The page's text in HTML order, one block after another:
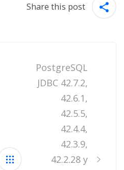
Share this post
PostgreSQL
JDBC 42.7.2,
42.6.1,
42.5.5,
42.4.4,
42.3.9,
42.2.28 y